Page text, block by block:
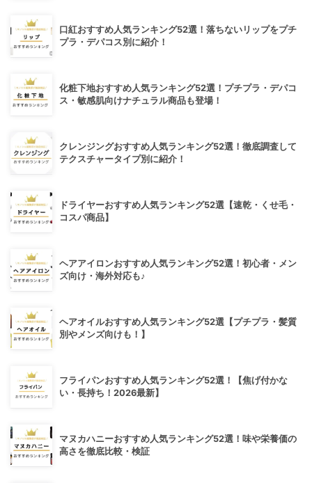
口紅おすすめ人気ランキング52選！落ちないリップをプチ
プラ・デパコス別に紹介！
化粧下地おすすめ人気ランキング52選！プチプラ・デパコ
ス・敏感肌向けナチュラル商品も登場！
クレンジングおすすめ人気ランキング52選！徹底調査して
テクスチャータイプ別に紹介！
ドライヤーおすすめ人気ランキング52選【速乾・くせ毛・
コスパ商品】
ヘアアイロンおすすめ人気ランキング52選！初心者・メン
ズ向け・海外対応も♪
ヘアオイルおすすめ人気ランキング52選【プチプラ・髪質
別やメンズ向けも！】
フライパンおすすめ人気ランキング52選！【焦げ付かな
い・長持ち！2026最新】
マヌカハニーおすすめ人気ランキング52選！味や栄養価の
高さを徹底比較・検証